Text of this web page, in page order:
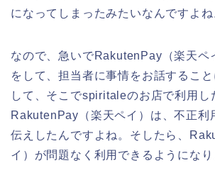
になってしまったみたいなんですよね
なので、急いでRakutenPay（楽天ペ
をして、担当者に事情をお話するこ
して、そこでspiritaleのお店で利用し
RakutenPay（楽天ペイ）は、不正利
伝えしたんですよね。そしたら、
イ）が問題なく利用できるようになり